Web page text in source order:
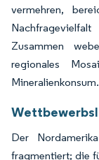
vermehren,
Zusammen
regionales
Mineralienkonsum.
Der
fragmentiert; die